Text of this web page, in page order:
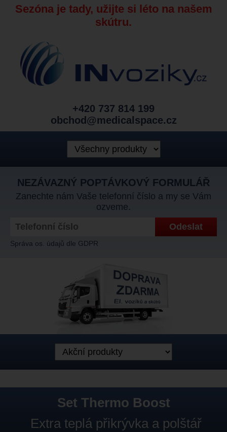
Sezóna je tady, užijte si léto na našem
skútru.
+420 737 814 199
obchod@medicalspace.cz
NEZÁVAZNÝ POPTÁVKOVÝ FORMULÁŘ
Zanechte nám Vaše telefonní číslo a my se Vám
ozveme.
Správa os. údajů dle GDPR
Set Thermo Boost
Extra teplá přikrývka a polštář